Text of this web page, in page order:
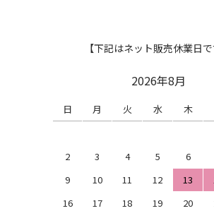
【下記はネット販売休業日で
2026年8月
日 月 火 水 木
2
3 4 5 6
9
10 11 12 13
16
17 18 19 20